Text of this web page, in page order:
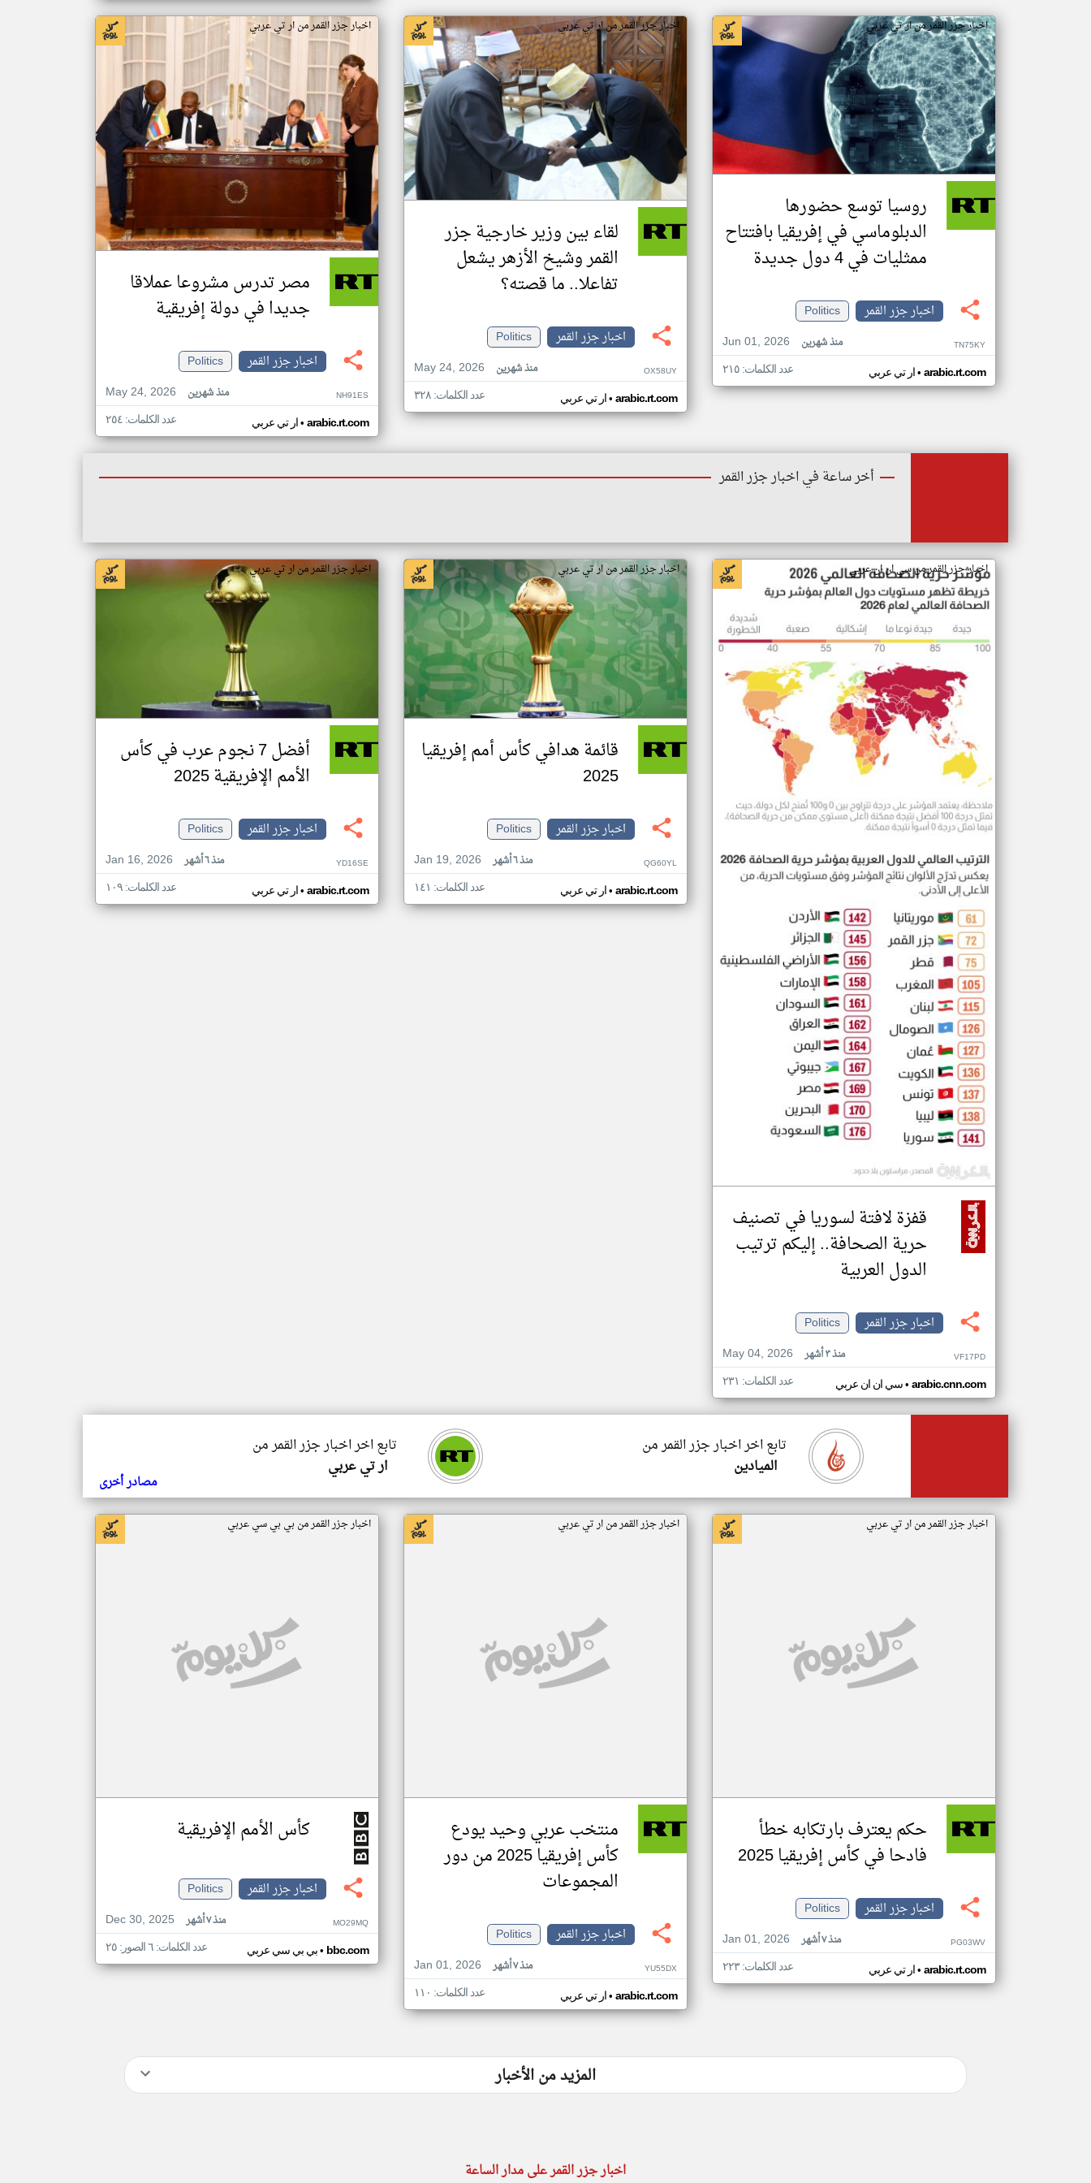
اخبار جزر القمر من ار تي عربي
روسيا توسع حضورها
الدبلوماسي في إفريقيا بافتتاح
ممثليات في 4 دول جديدة
اخبار جزر القمر
Politics
Jun 01, 2026
منذ شهرين TN75KY
ار تي عربي• arabic.rt.com عدد الكلمات: ٢١٥
اخبار جزر القمر من ار تي عربي
لقاء بين وزير خارجية جزر
القمر وشيخ الأزهر يشعل
تفاعلا.. ما قصته؟
اخبار جزر القمر
Politics
May 24, 2026
منذ شهرين OX58UY
ار تي عربي• arabic.rt.com عدد الكلمات: ٣٢٨
اخبار جزر القمر من ار تي عربي
مصر تدرس مشروعا عملاقا
جديدا في دولة إفريقية
اخبار جزر القمر
Politics
May 24, 2026
منذ شهرين NH91ES
ار تي عربي• arabic.rt.com عدد الكلمات: ٢٥٤
أخر ساعة في اخبار جزر القمر
اخبار جزر القمر من سي ان ان عربي
قفزة لافتة لسوريا في تصنيف
حرية الصحافة.. إليكم ترتيب
الدول العربية
اخبار جزر القمر
Politics
May 04, 2026
منذ ٣ أشهر VF17PD
سي ان ان عربي• arabic.cnn.com عدد الكلمات: ٢٣١
اخبار جزر القمر من ار تي عربي
قائمة هدافي كأس أمم إفريقيا
2025
اخبار جزر القمر
Politics
Jan 19, 2026
منذ ٦ أشهر QG60YL
ار تي عربي• arabic.rt.com عدد الكلمات: ١٤١
اخبار جزر القمر من ار تي عربي
أفضل 7 نجوم عرب في كأس
الأمم الإفريقية 2025
اخبار جزر القمر
Politics
Jan 16, 2026
منذ ٦ أشهر YD16SE
ار تي عربي• arabic.rt.com عدد الكلمات: ١٠٩
تابع اخر اخبار جزر القمر من
ار تي عربي
تابع اخر اخبار جزر القمر من
الميادين
مصادر أخرى
اخبار جزر القمر من ار تي عربي
حكم يعترف بارتكابه خطأ
فادحا في كأس إفريقيا 2025
اخبار جزر القمر
Politics
Jan 01, 2026
منذ ٧ أشهر PG03WV
ار تي عربي• arabic.rt.com عدد الكلمات: ٢٢٣
اخبار جزر القمر من ار تي عربي
منتخب عربي وحيد يودع
كأس إفريقيا 2025 من دور
المجموعات
اخبار جزر القمر
Politics
Jan 01, 2026
منذ ٧ أشهر YU55DX
ار تي عربي• arabic.rt.com عدد الكلمات: ١١٠
اخبار جزر القمر من بي بي سي عربي
كأس الأمم الإفريقية
اخبار جزر القمر
Politics
Dec 30, 2025
منذ ٧ أشهر MO29MQ
بي بي سي عربي• bbc.com عدد الكلمات: ٦ الصور: ٢٥
المزيد من الأخبار
اخبار جزر القمر على مدار الساعة